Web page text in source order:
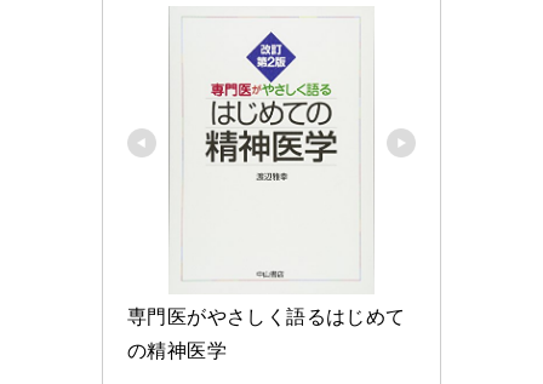
専門医がやさしく語るはじめて
の精神医学